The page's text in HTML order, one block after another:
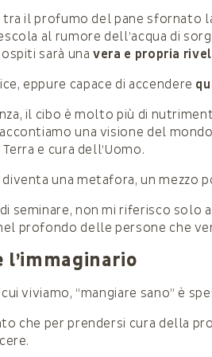
tra il profumo del pane sfornato
al rumore dell’acqua di
sarà unavera e propria
eppure capace di accendere
il cibo è molto più di
una visione del
e cura dell’Uomo.
diventa una metafora, un mezzo
seminare, non mi riferisco solo
profondo delle persone che
l’immaginario
viviamo, “mangiare sano” è
che per prendersi cura della